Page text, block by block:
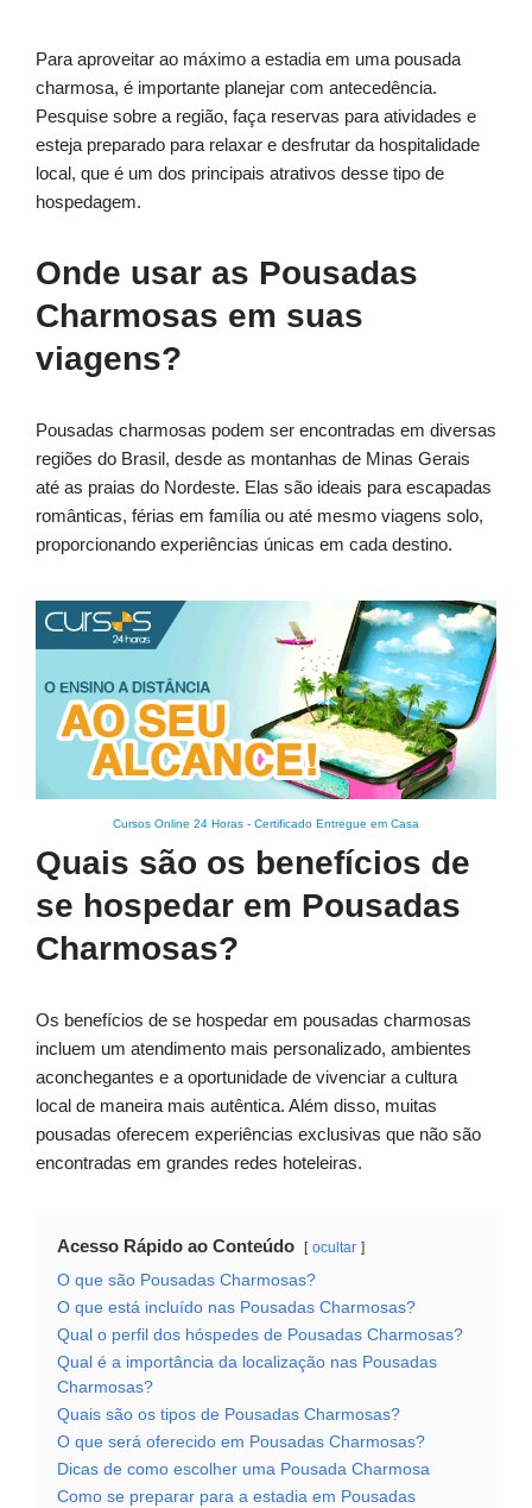
Para aproveitar ao máximo a estadia em uma pousada
charmosa, é importante planejar com antecedência.
Pesquise sobre a região, faça reservas para atividades e
esteja preparado para relaxar e desfrutar da hospitalidade
local, que é um dos principais atrativos desse tipo de
hospedagem.
Onde usar as Pousadas
Charmosas em suas
viagens?
Pousadas charmosas podem ser encontradas em diversas
regiões do Brasil, desde as montanhas de Minas Gerais
até as praias do Nordeste. Elas são ideais para escapadas
românticas, férias em família ou até mesmo viagens solo,
proporcionando experiências únicas em cada destino.
Cursos Online 24 Horas - Certificado Entregue em Casa
Quais são os benefícios de
se hospedar em Pousadas
Charmosas?
Os benefícios de se hospedar em pousadas charmosas
incluem um atendimento mais personalizado, ambientes
aconchegantes e a oportunidade de vivenciar a cultura
local de maneira mais autêntica. Além disso, muitas
pousadas oferecem experiências exclusivas que não são
encontradas em grandes redes hoteleiras.
Acesso Rápido ao Conteúdo ocultar
O que são Pousadas Charmosas?
O que está incluído nas Pousadas Charmosas?
Qual o perfil dos hóspedes de Pousadas Charmosas?
Qual é a importância da localização nas Pousadas
Charmosas?
Quais são os tipos de Pousadas Charmosas?
O que será oferecido em Pousadas Charmosas?
Dicas de como escolher uma Pousada Charmosa
Como se preparar para a estadia em Pousadas